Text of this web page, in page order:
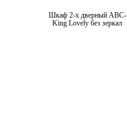
Шкаф 2-х дверный ABC-
King Lovely без зеркал